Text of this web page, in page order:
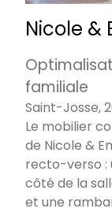
Nicole &
familiale
Saint-Josse,
Le mobilier
de Nicole &
recto-verso :
côté de la
et une